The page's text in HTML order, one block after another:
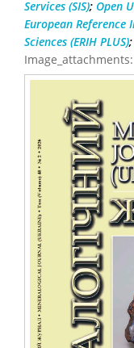
Services (SIS); Open
European
Sciences (ERIH PLUS);
Image_attachments: